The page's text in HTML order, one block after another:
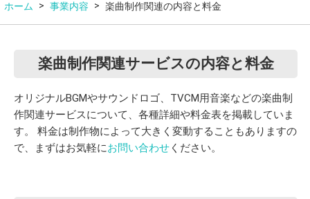
ホーム 事業内容 楽曲制作関連の内容と料金
楽曲制作関連サービスの内容と料金
オリジナルBGMやサウンドロゴ、TVCM用音楽などの楽曲制
作関連サービスについて、各種詳細や料金表を掲載していま
す。
料金は制作物によって大きく変動することもありますの
で、まずはお気軽にお問い合わせ ください。